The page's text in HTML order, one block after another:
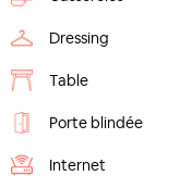
Dressing
Table
Porte blindée
Internet